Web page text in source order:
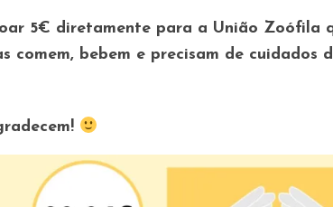
5€ diretamente para a União Zoófila
comem, bebem e precisam de cuidados